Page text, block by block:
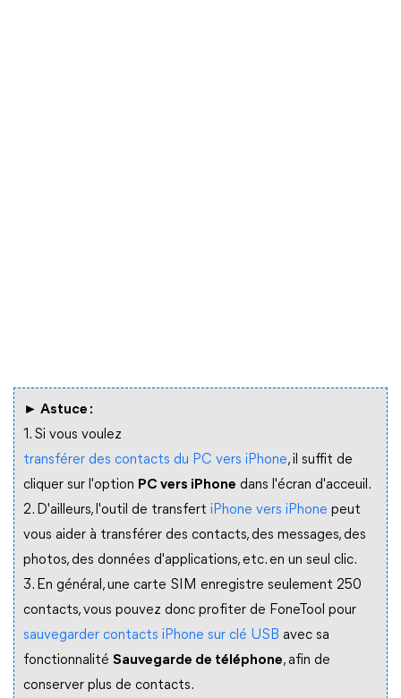
► Astuce :
1. Si vous voulez
transférer des contacts du PC vers iPhone, il suffit de
cliquer sur l'option PC vers iPhone dans l'écran d'acceuil.
2. D'ailleurs, l'outil de transfert iPhone vers iPhone peut
vous aider à transférer des contacts, des messages, des
photos, des données d'applications, etc. en un seul clic.
3. En général, une carte SIM enregistre seulement 250
contacts, vous pouvez donc profiter de FoneTool pour
sauvegarder contacts iPhone sur clé USB avec sa
fonctionnalité Sauvegarde de téléphone, afin de
conserver plus de contacts.